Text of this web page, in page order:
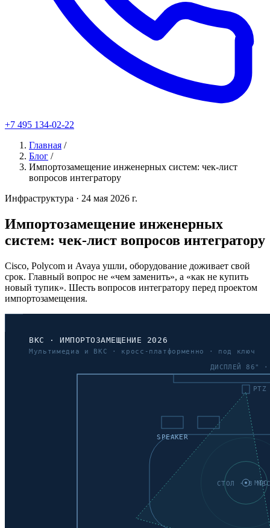
+7 495 134-02-22
Главная /
Блог /
Импортозамещение инженерных систем: чек-лист
вопросов интегратору
Инфраструктура · 24 мая 2026 г.
Импортозамещение инженерных
систем: чек-лист вопросов интегратору
Cisco, Polycom и Avaya ушли, оборудование доживает свой
срок. Главный вопрос не «чем заменить», а «как не купить
новый тупик». Шесть вопросов интегратору перед проектом
импортозамещения.